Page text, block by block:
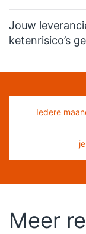
Jouw
ketenrisico’s
Iedere
Meer